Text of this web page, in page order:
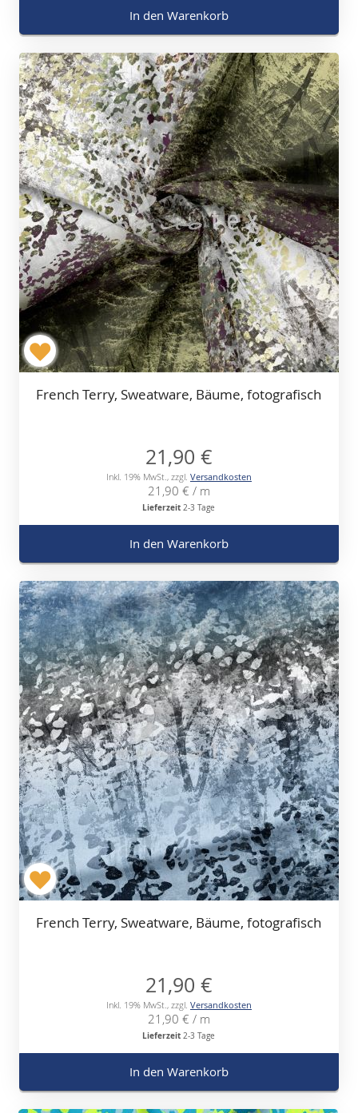
In den Warenkorb
French Terry, Sweatware, Bäume, fotografisch
21,90 €
Inkl. 19% MwSt., zzgl. Versandkosten
21,90 € / m
Lieferzeit 2-3 Tage
In den Warenkorb
French Terry, Sweatware, Bäume, fotografisch
21,90 €
Inkl. 19% MwSt. , zzgl. Versandkosten
21,90 € / m
Lieferzeit 2-3 Tage
In den Warenkorb